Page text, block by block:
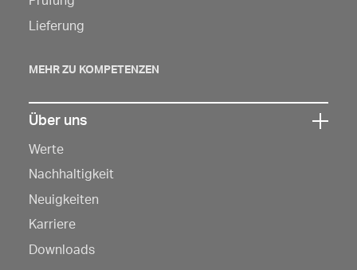
Lieferung
MEHR ZU KOMPETENZEN
Sie
hier,
um
die
Über uns
Werte
Nachhaltigkeit
Neuigkeiten
Karriere
Downloads